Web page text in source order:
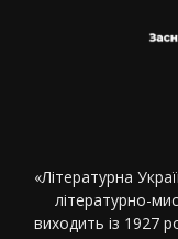
«Літературна
літературно-
виходить із 1927